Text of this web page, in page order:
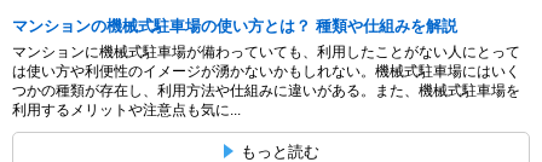
マンションの機械式駐車場の使い方とは？ 種類や仕組みを解説
マンションに機械式駐車場が備わっていても、利用したことがない人にとって
は使い方や利便性のイメージが湧かないかもしれない。機械式駐車場にはいく
つかの種類が存在し、利用方法や仕組みに違いがある。また、機械式駐車場を
利用するメリットや注意点も気に...
もっと読む